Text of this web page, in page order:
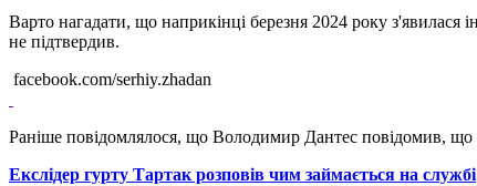
Варто нагадати, що наприкінці березня 2024 року
не підтвердив.
facebook.com/serhiy.zhadan
Раніше повідомлялося, що Володимир Дантес повідомив, що
Екслідер гурту Тартак розповів чим займається на службі